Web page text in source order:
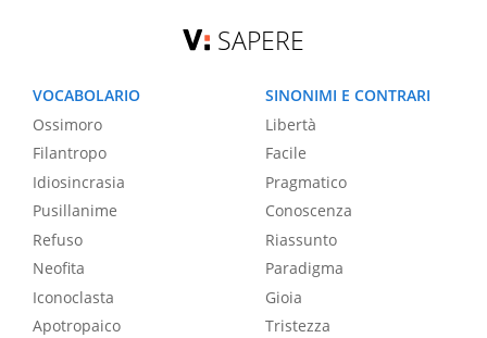
SAPERE
VOCABOLARIO
Ossimoro
Filantropo
Idiosincrasia
Pusillanime
Refuso
Neofita
Iconoclasta
Apotropaico
SINONIMI E CONTRARI
Libertà
Facile
Pragmatico
Conoscenza
Riassunto
Paradigma
Gioia
Tristezza